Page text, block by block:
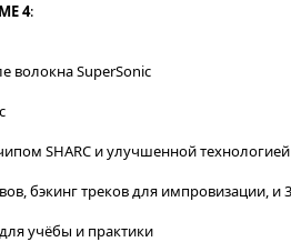
4:
волокна SuperSonic
SHARC и улучшенной технологией
бэкинг треков для импровизации, и
учёбы и практики